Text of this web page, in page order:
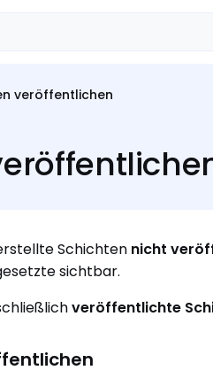
veröffentlichen
Schichten nicht
sichtbar.
veröffentlichte